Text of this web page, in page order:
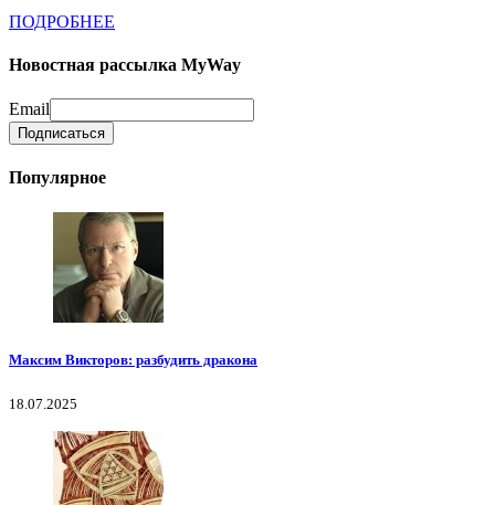
ПОДРОБНЕЕ
Новостная рассылка MyWay
Email
Популярное
Максим Викторов: разбудить дракона
18.07.2025